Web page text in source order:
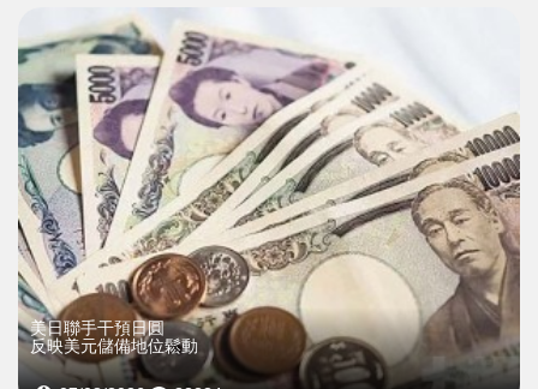
美日聯手干預日圓
反映美元儲備地位鬆動